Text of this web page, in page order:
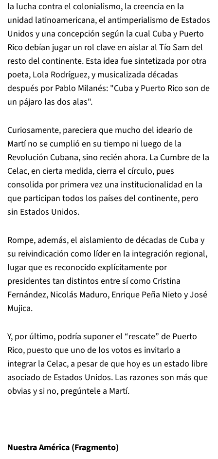
la lucha contra el colonialismo, la creencia en la
unidad latinoamericana, el antimperialismo de Estados
Unidos y una concepción según la cual Cuba y Puerto
Rico debían jugar un rol clave en aislar al Tío Sam del
resto del continente. Esta idea fue sintetizada por otra
poeta, Lola Rodríguez, y musicalizada décadas
después por Pablo Milanés: "Cuba y Puerto Rico son de
un pájaro las dos alas".
Curiosamente, pareciera que mucho del ideario de
Martí no se cumplió en su tiempo ni luego de la
Revolución Cubana, sino recién ahora. La Cumbre de la
Celac, en cierta medida, cierra el círculo, pues
consolida por primera vez una institucionalidad en la
que participan todos los países del continente, pero
sin Estados Unidos.
Rompe, además, el aislamiento de décadas de Cuba y
su reivindicación como líder en la integración regional,
lugar que es reconocido explícitamente por
presidentes tan distintos entre sí como Cristina
Fernández, Nicolás Maduro, Enrique Peña Nieto y José
Mujica.
Y, por último, podría suponer el “rescate” de Puerto
Rico, puesto que uno de los votos es invitarlo a
integrar la Celac, a pesar de que hoy es un estado libre
asociado de Estados Unidos. Las razones son más que
obvias y si no, pregúntele a Martí.
Nuestra América (Fragmento)